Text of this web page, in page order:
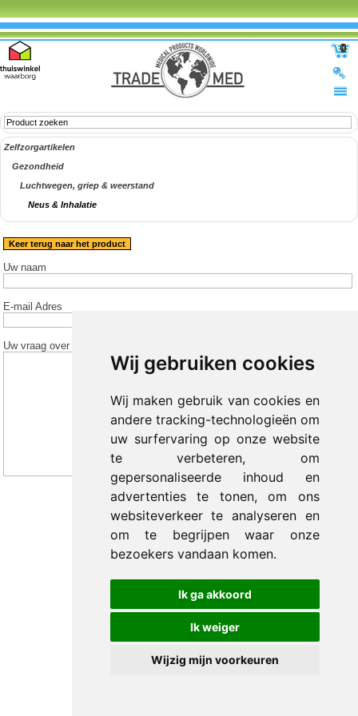
Wij gebruiken cookies
Wij maken gebruik van cookies en
andere tracking-technologieën om
uw surfervaring op onze website
te verbeteren, om
gepersonaliseerde inhoud en
advertenties te tonen, om ons
websiteverkeer te analyseren en
om te begrijpen waar onze
bezoekers vandaan komen.
Ik ga akkoord
Ik weiger
Wijzig mijn voorkeuren
0
Zelfzorgartikelen
Gezondheid
Luchtwegen, griep & weerstand
Neus & Inhalatie
Keer terug naar het product
Uw naam
E-mail Adres
Uw vraag over het product
© 2012-2026 Trade Med B.V. -by Selious B.V.